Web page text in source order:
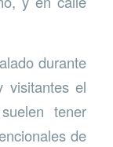
durante
visitantes el
tener
de